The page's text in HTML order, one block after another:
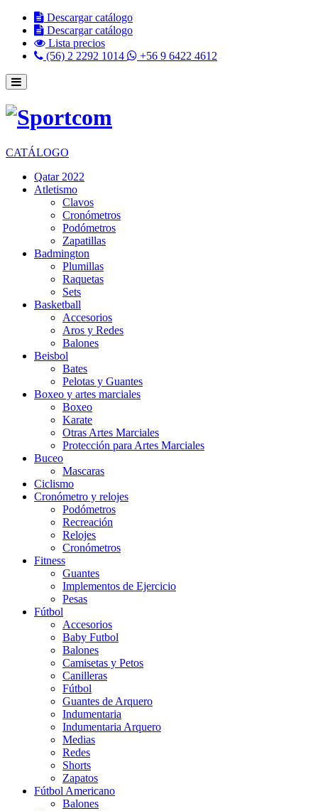
Descargar catálogo
Descargar catálogo
Lista precios
(56) 2 2292 1014
+56 9 6422 4612
CATÁLOGO
Qatar 2022
Atletismo
Clavos
Cronómetros
Podómetros
Zapatillas
Badmington
Plumillas
Raquetas
Sets
Basketball
Accesorios
Aros y Redes
Balones
Beisbol
Bates
Pelotas y Guantes
Boxeo y artes marciales
Boxeo
Karate
Otras Artes Marciales
Protección para Artes Marciales
Buceo
Mascaras
Ciclismo
Cronómetro y relojes
Podómetros
Recreación
Relojes
Cronómetros
Fitness
Guantes
Implementos de Ejercicio
Pesas
Fútbol
Accesorios
Baby Futbol
Balones
Camisetas y Petos
Canilleras
Fútbol
Guantes de Arquero
Indumentaria
Indumentaria Arquero
Medias
Redes
Shorts
Zapatos
Fútbol Americano
Balones